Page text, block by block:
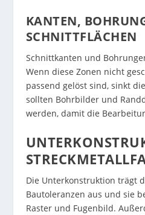
KANTEN,
SCHNITTFLÄCHEN
Schnittkanten und
Wenn diese Zonen nicht
passend gelöst sind, sinkt
sollten Bohrbilder und
werden, damit die
Die Unterkonstruktion trägt
Bautoleranzen aus und sie
Raster und Fugenbild.